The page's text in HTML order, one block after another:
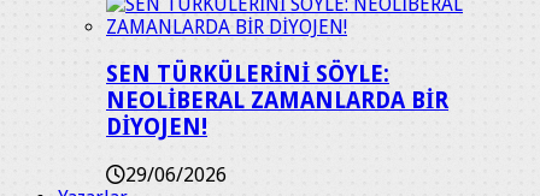
SEN TÜRKÜLERİNİ SÖYLE:
NEOLİBERAL ZAMANLARDA BİR
DİYOJEN!
29/06/2026